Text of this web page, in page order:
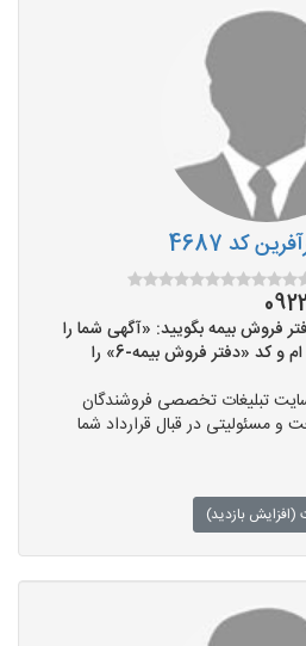
کد 4687
فروش بیمه بگویید: «آگهی شما را
در سایت آگهی بیمه دیده ام و کد «دفتر فروش بیمه-6» را
تبلیغات تخصصی فروشندگان
مسئولیتی در قبال قرارداد شما
(افزایش بازدید)